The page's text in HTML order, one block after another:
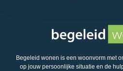
Begeleid wonen is een woonvorm met
op jouw persoonlijke situatie en de